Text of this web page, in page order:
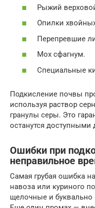
Рыжий
Опилки
Перепревшие
Мох сфагнум.
Специальные
Подкисление почвы
используя раствор
гранулы серы. Это
останутся доступными
Ошибки при
неправильное
Самая грубая ошибка
навоза или куриного
щелочные и буквально